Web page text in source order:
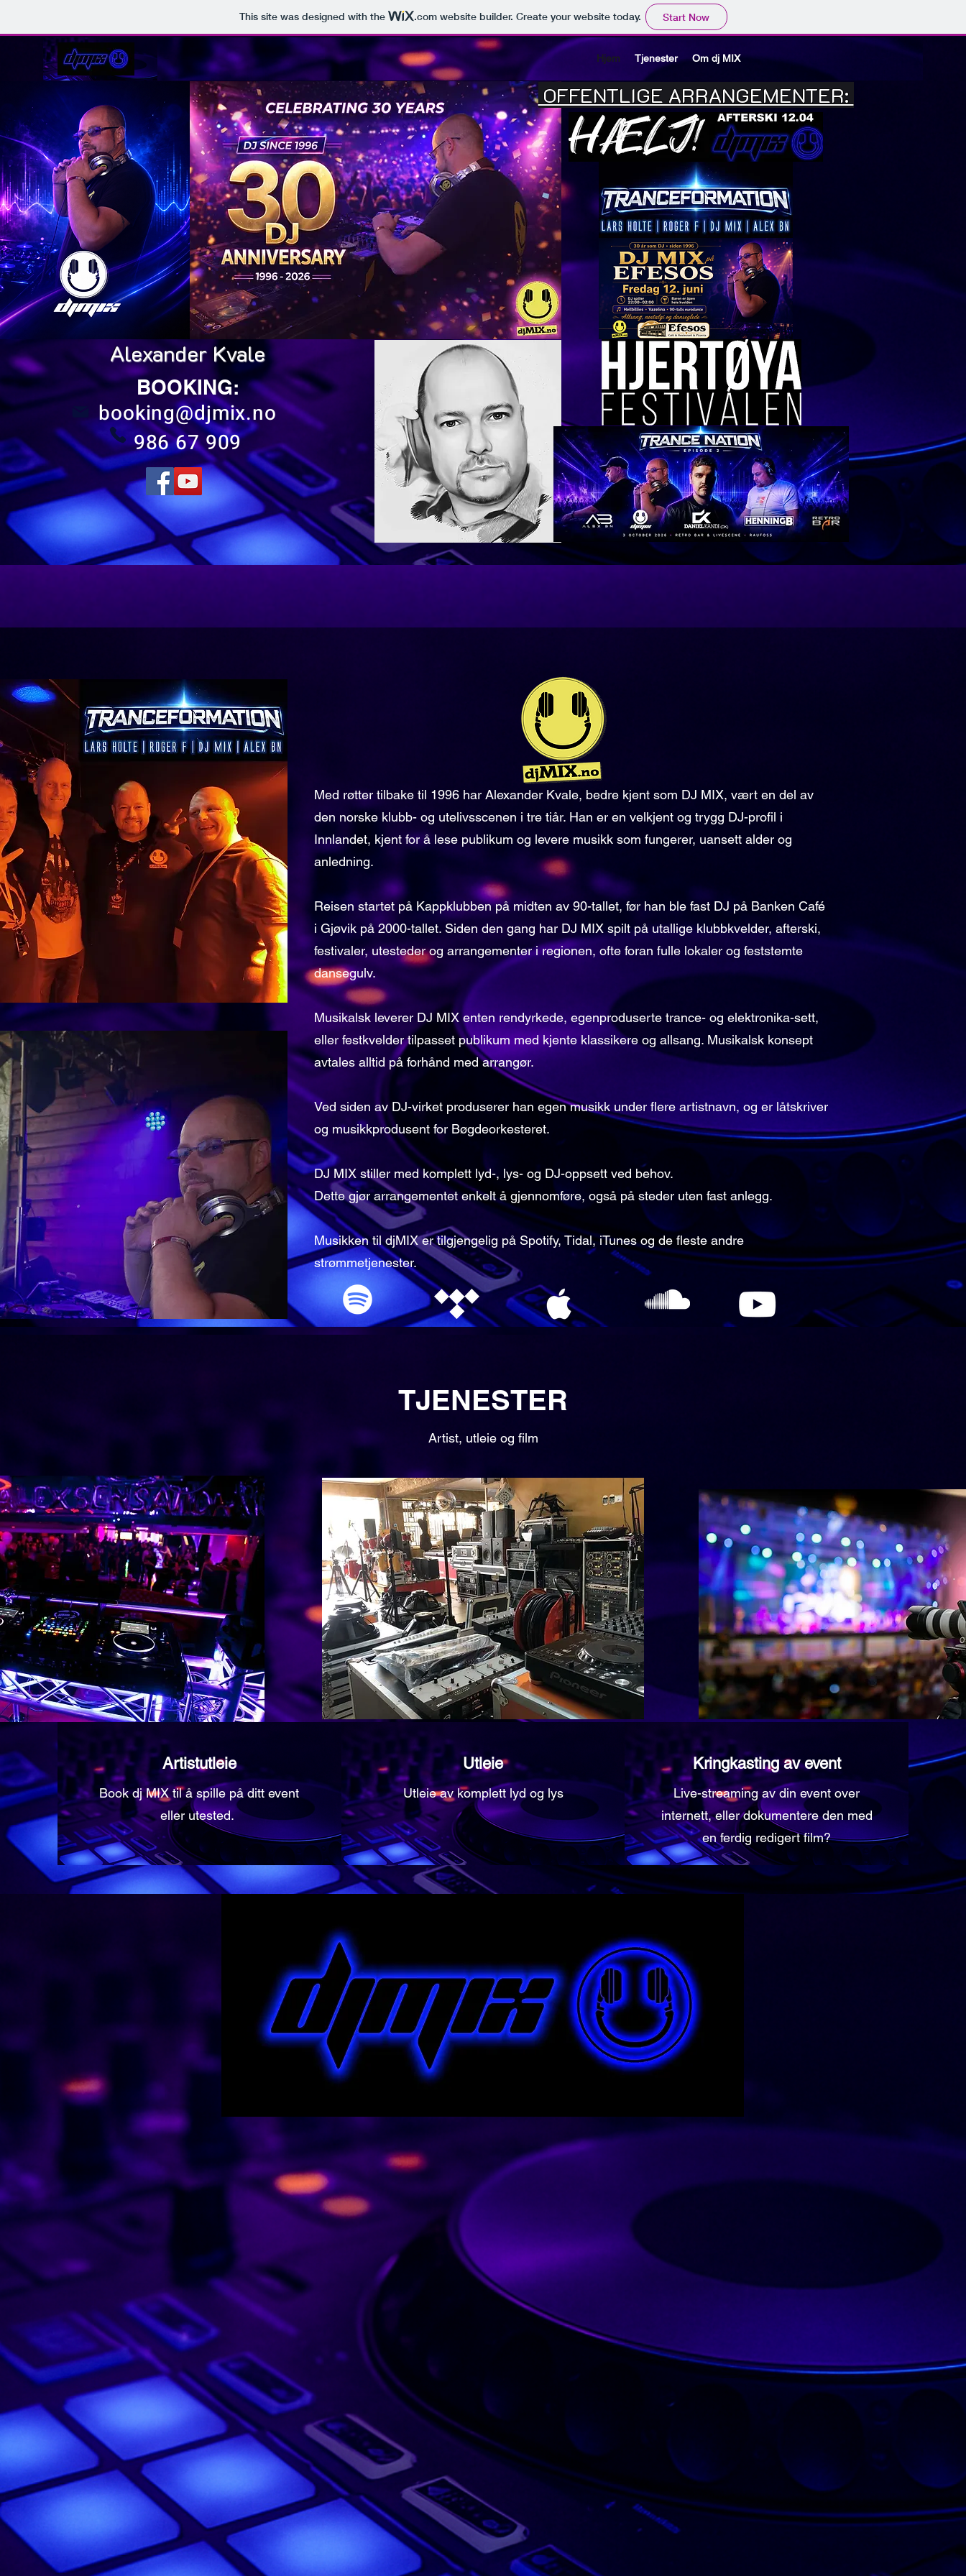
This site was designed with the .comwebsite builder. Create your website today. Start Now
Hjem Tjenester Om dj MIX
Alexander Kvale
BOOKING:
booking@djmix.no
986 67 909
OFFENTLIGE ARRANGEMENTER:
Med røtter tilbake til 1996 har Alexander Kvale, bedre kjent som DJ MIX, vært en del av
den norske klubb- og utelivsscenen i tre tiår. Han er en velkjent og trygg DJ-profil i
Innlandet, kjent for å lese publikum og levere musikk som fungerer, uansett alder og
anledning.
Reisen startet på Kappklubben på midten av 90-tallet, før han ble fast DJ på Banken Café
i Gjøvik på 2000-tallet. Siden den gang har DJ MIX spilt på utallige klubbkvelder, afterski,
festivaler, utesteder og arrangementer i regionen, ofte foran fulle lokaler og feststemte
dansegulv.
Musikalsk leverer DJ MIX enten rendyrkede, egenproduserte trance- og elektronika-sett,
eller festkvelder tilpasset publikum med kjente klassikere og allsang. Musikalsk konsept
avtales alltid på forhånd med arrangør.
Ved siden av DJ-virket produserer han egen musikk under flere artistnavn, og er låtskriver
og musikkprodusent for Bøgdeorkesteret.
DJ MIX stiller med komplett lyd-, lys- og DJ-oppsett ved behov.
Dette gjør arrangementet enkelt å gjennomføre, også på steder uten fast anlegg.
Musikken til djMIX er tilgjengelig på Spotify, Tidal, iTunes og de fleste andre
strømmetjenester.
TJENESTER
Artist, utleie og film
Artistutleie
Book dj MIX til å spille på ditt event
eller utested.
Utleie
Utleie av komplett lyd og lys
Kringkasting av event
Live-streaming av din event over
internett, eller dokumentere den med
en ferdig redigert film?